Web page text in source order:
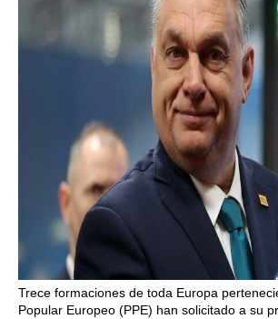
Trece formaciones de toda Europa
Popular Europeo (PPE) han solicitado a su